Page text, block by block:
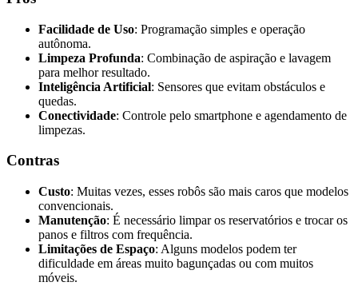
Facilidade de Uso: Programação simples e operação
autônoma.
Limpeza Profunda: Combinação de aspiração e lavagem
para melhor resultado.
Inteligência Artificial: Sensores que evitam obstáculos e
quedas.
Conectividade: Controle pelo smartphone e agendamento de
limpezas.
Contras
Custo: Muitas vezes, esses robôs são mais caros que modelos
convencionais.
Manutenção: É necessário limpar os reservatórios e trocar os
panos e filtros com frequência.
Limitações de Espaço: Alguns modelos podem ter
dificuldade em áreas muito bagunçadas ou com muitos
móveis.